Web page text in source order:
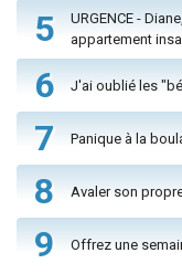
5
URGENCE -
appartement
6 J'ai oublié les
7 Panique à la
8 Avaler son
9 Offrez une